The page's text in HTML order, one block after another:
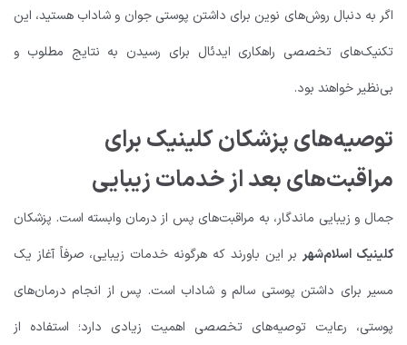
اگر به دنبال روش‌های نوین برای داشتن پوستی جوان و شاداب هستید، این
تکنیک‌های تخصصی راهکاری ایدئال برای رسیدن به نتایج مطلوب و
بی‌نظیر خواهند بود.
توصیه‌های پزشکان کلینیک برای
مراقبت‌های بعد از خدمات زیبایی
جمال و زیبایی ماندگار، به مراقبت‌های پس از درمان وابسته است. پزشکان
کلینیک اسلام‌شهربر این باورند که هرگونه خدمات زیبایی، صرفاً آغاز یک
مسیر برای داشتن پوستی سالم و شاداب است. پس از انجام درمان‌های
پوستی، رعایت توصیه‌های تخصصی اهمیت زیادی دارد؛ استفاده از